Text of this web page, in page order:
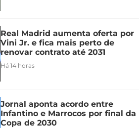
Real Madrid aumenta oferta por
Vini Jr. e fica mais perto de
renovar contrato até 2031
Há 14 horas
Jornal aponta acordo entre
Infantino e Marrocos por final da
Copa de 2030